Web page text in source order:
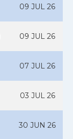
09 JUL 26
09 JUL 26
07 JUL 26
03 JUL 26
30 JUN 26